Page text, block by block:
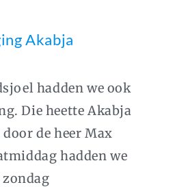
Akabja
hadden we ook
Die heette Akabja
de heer Max
hadden we
zondag